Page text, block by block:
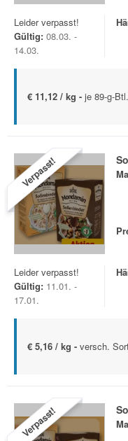
Leider verpasst!
Gültig: 08.03. -
14.03.
€ 11,12 / kg - je 89-g-
Verpasst!
Leider verpasst!
Gültig: 11.01. -
17.01.
€ 5,16 / kg - versch.
Verpasst!